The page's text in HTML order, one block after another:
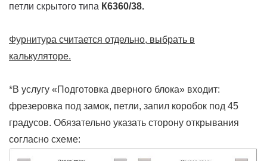
петли скрытого типа К6360/38.
Фурнитура считается отдельно, выбрать в
калькуляторе.
*В услугу «Подготовка дверного блока» входит:
фрезеровка под замок, петли, запил коробок под 45
градусов. Обязательно указать сторону открывания
согласно схеме: